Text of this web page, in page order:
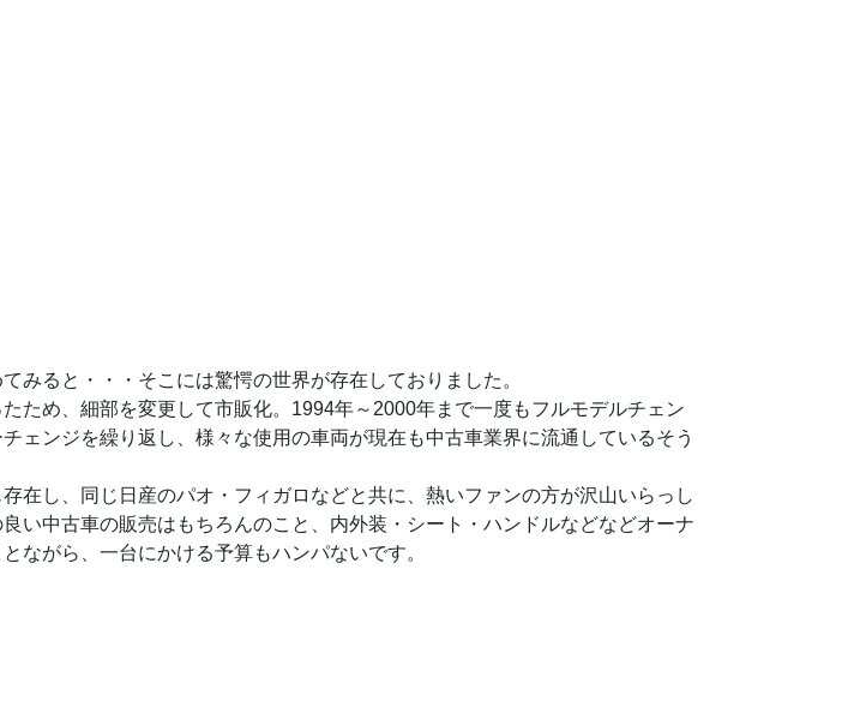
みると・・・そこには驚愕の世界が存在しておりました。
ため、細部を変更して市販化。1994年～2000年まで一度もフルモデルチェン
ェンジを繰り返し、様々な使用の車両が現在も中古車業界に流通しているそう
在し、同じ日産のパオ・フィガロなどと共に、熱いファンの方が沢山いらっし
い中古車の販売はもちろんのこと、内外装・シート・ハンドルなどなどオーナ
ながら、一台にかける予算もハンパないです。